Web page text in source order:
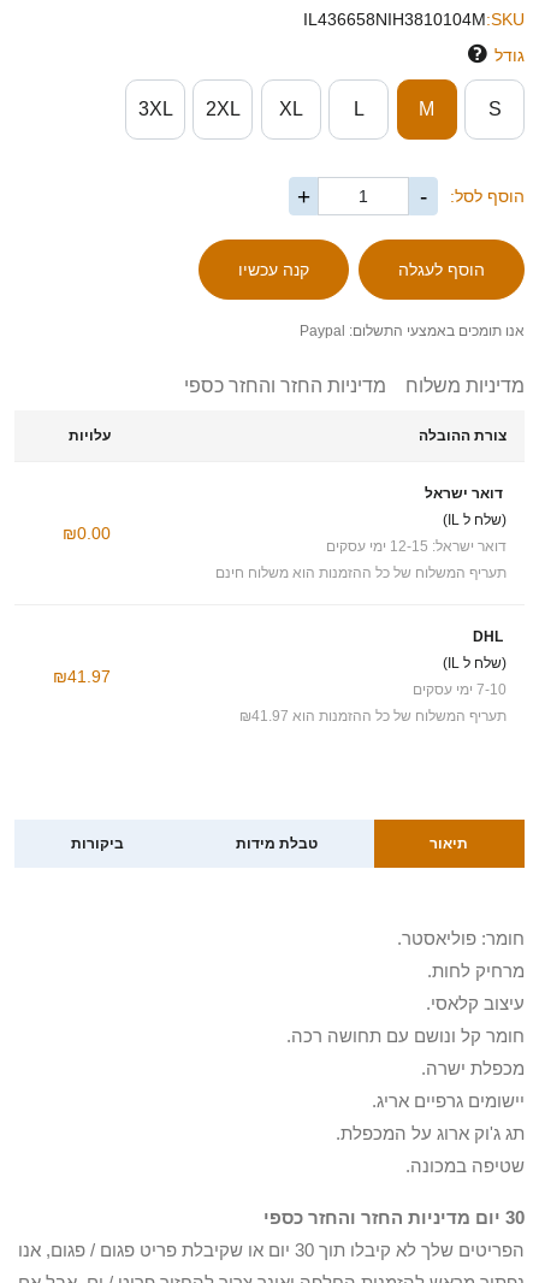
SKU:
IL436658NIH3810104M
גודל
S
M
L
XL
2XL
3XL
הוסף לסל: -
+
אנו תומכים באמצעי התשלום: Paypal
מדיניות משלוח מדיניות החזר והחזר כספי
צורת ההובלה עלויות
דואר ישראל
(שלח ל IL)
דואר ישראל: 12-15 ימי עסקים
תעריף המשלוח של כל ההזמנות הוא משלוח חינם
₪0.00
DHL
(שלח ל IL)
7-10 ימי עסקים
תעריף המשלוח של כל ההזמנות הוא ₪41.97
₪41.97
תיאור טבלת מידות ביקורות
חומר: פוליאסטר.
מרחיק לחות.
עיצוב קלאסי.
חומר קל ונושם עם תחושה רכה.
מכפלת ישרה.
יישומים גרפיים אריג.
תג ג'וק ארוג על המכפלת.
שטיפה במכונה.
30 יום מדיניות החזר והחזר כספי
הפריטים שלך לא קיבלו תוך 30 יום או שקיבלת פריט פגום / פגום, אנו